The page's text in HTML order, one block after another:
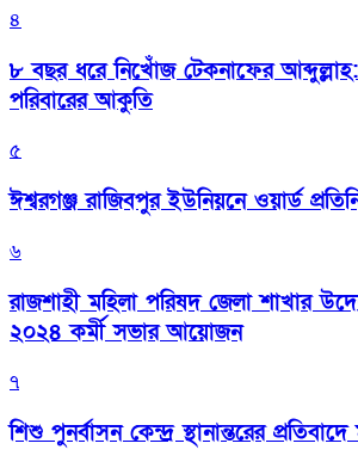
৪
৮ বছর ধরে নিখোঁজ টেকনাফের
পরিবারের আকুতি
৫
ঈশ্বরগঞ্জ রাজিবপুর ইউনিয়নে ওয়ার্ড
৬
রাজশাহী মহিলা পরিষদ জেলা শাখার
২০২৪ কর্মী সভার আয়োজন
৭
শিশু পুনর্বাসন কেন্দ্র স্থানান্তরের